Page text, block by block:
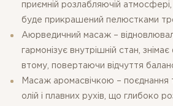
приємній розлабляючій
буде прикрашений пелюстками
Аюрведичний масаж –
гармонізує внутрішній стан,
втому, повертаючи відчуття
Масаж аромасвічкою – поєднання
олій і плавних рухів, що глибоко